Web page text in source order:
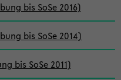
bis SoSe 2016)
bis SoSe 2014)
bis SoSe 2011)